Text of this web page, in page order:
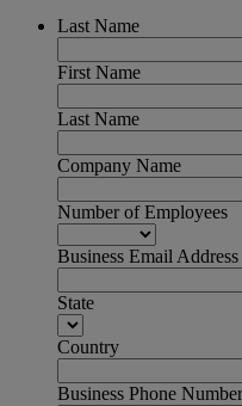
Last Name
First Name
Last Name
Company Name
Number of Employees
Business Email Address
State
Country
Business Phone Number